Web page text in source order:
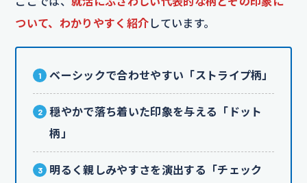
ついて、わかりやすく紹介 しています。
ベーシックで合わせやすい「ストライプ柄」
穏やかで落ち着いた印象を与える「ドット
柄」
明るく親しみやすさを演出する「チェック